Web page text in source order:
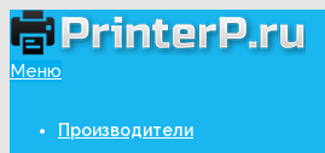
Меню
Производители